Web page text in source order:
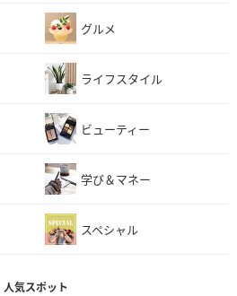
グルメ
ライフスタイル
ビューティー
学び＆マネー
スペシャル
人気スポット